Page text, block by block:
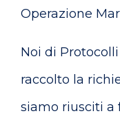
Operazione
Noi di
raccolto la
siamo riusciti a